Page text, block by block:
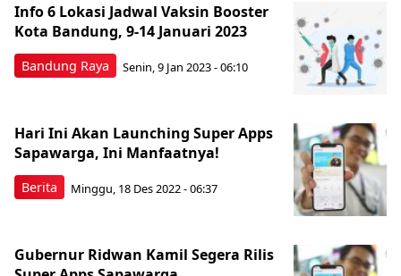
Bandung Raya
Info 6 Lokasi Jadwal Vaksin Booster
Kota Bandung, 9-14 Januari 2023
Senin, 9 Jan 2023 - 06:10
Berita
Hari Ini Akan Launching Super Apps
Sapawarga, Ini Manfaatnya!
Minggu, 18 Des 2022 - 06:37
Gubernur Ridwan Kamil Segera Rilis